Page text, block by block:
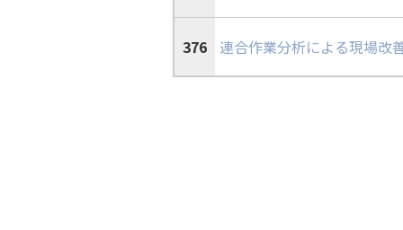
376 連合作業分析による現場改